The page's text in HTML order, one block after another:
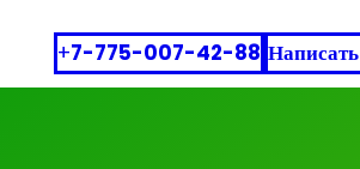
+7-775-007-42-88 Написать